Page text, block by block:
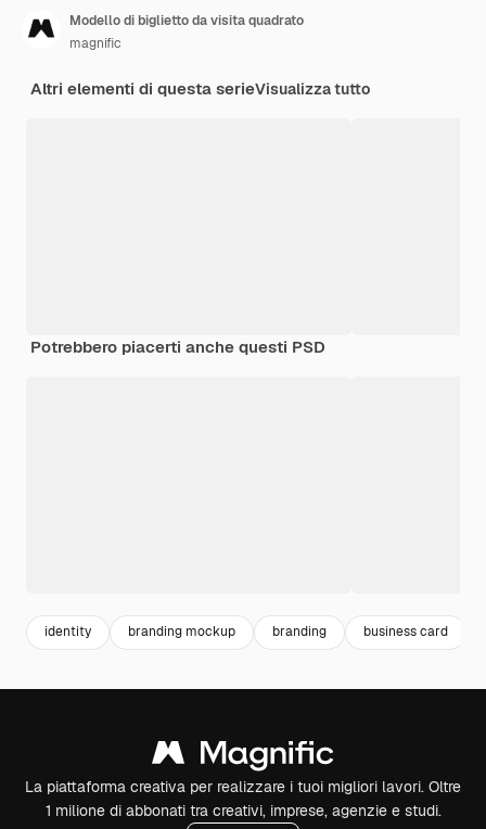
Modello di biglietto da visita quadrato
magnific
Altri elementi di questa serieVisualizza tutto
Potrebbero piacerti anche questi PSD
identity branding mockup branding business card
La piattaforma creativa per realizzare i tuoi migliori lavori. Oltre
1 milione di abbonati tra creativi, imprese, agenzie e studi.